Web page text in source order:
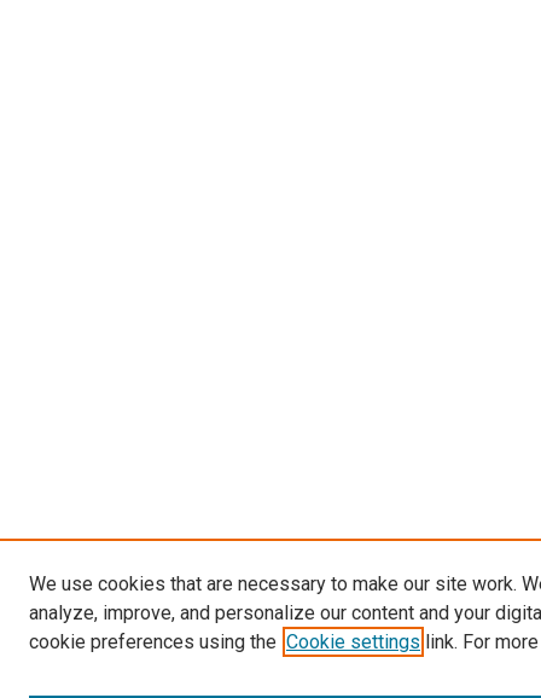
We use cookies that are necessary to make our site work.
analyze, improve, and personalize our content and your
cookie preferences using the Cookie settings link. For